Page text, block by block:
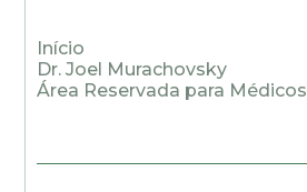
Início
Dr. Joel Murachovsky
Área Reservada para Médicos